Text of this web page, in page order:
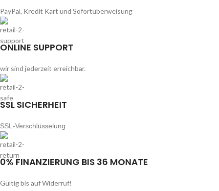
PayPal, Kredit Kart und Sofortüberweisung
ONLINE SUPPORT
wir sind jederzeit erreichbar.
SSL SICHERHEIT
SSL-Verschlüsselung
0% FINANZIERUNG BIS 36 MONATE
Gültig bis auf Widerruf!